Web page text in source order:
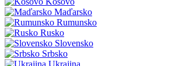
Maďarsko
Rumunsko
Rusko
Slovensko
Srbsko
Ukrajina